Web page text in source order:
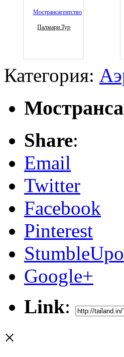
Палмари Тур
Категория:
Share:
Email
Twitter
Facebook
Pinterest
Google+
Link:
×